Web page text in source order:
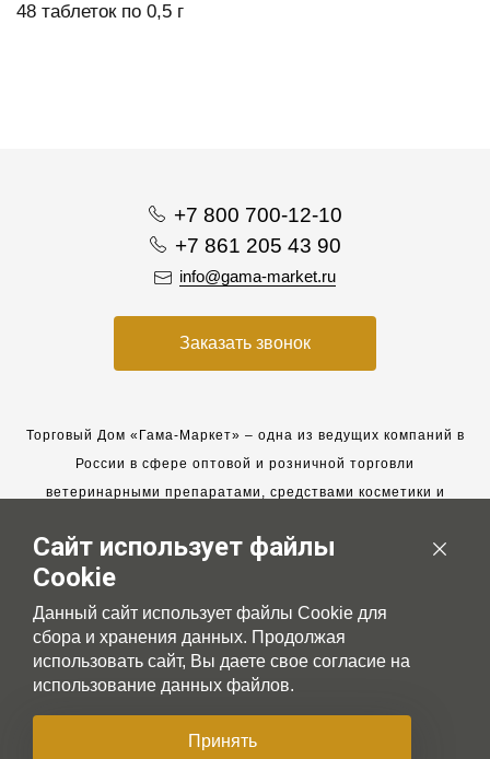
48 таблеток по 0,5 г
+7 800 700-12-10
+7 861 205 43 90
info@gama-market.ru
Заказать звонок
Торговый Дом «Гама-Маркет» – одна из ведущих компаний в
России в сфере оптовой и розничной торговли
ветеринарными препаратами, средствами косметики и
Мы работаем с 2005 года. Мы приглашаем к сотрудничеству
новых клиентов и всегда рассчитываем на взаимовыгодные,
долгосрочные партнерские отношения.
Сайт использует файлы
Cookie
Данный сайт использует файлы Cookie для
сбора и хранения данных. Продолжая
использовать сайт, Вы даете свое согласие на
использование данных файлов.
Принять